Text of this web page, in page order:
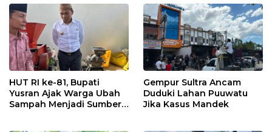
HUT RI ke-81, Bupati
Yusran Ajak Warga Ubah
Sampah Menjadi Sumber
Gempur Sultra Ancam
Duduki Lahan Puuwatu
Jika Kasus Mandek